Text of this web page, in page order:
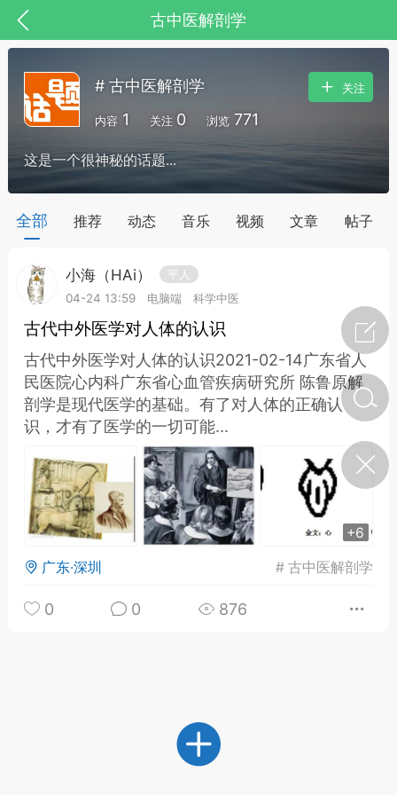
古中医解剖学
，华夏中医人：家门口的中医人！
节气气象
节返乡期间“闪
急提示
0
如何购买【理肺清瘟膏】
【养正护络膏】？
谷气行、营卫通：内经视角
下的脾胃调养要义
# 古中医解剖学
内容 1 关注 0 浏览 771
关注
这是一个很神秘的话题...
全部 推荐 动态 音乐 视频 文章 帖子
小海（HAi）
平人
04-24 13:59
电脑端 科学中医
古代中外医学对人体的认识
古代中外医学对人体的认识2021-02-14广东省人
民医院心内科广东省心血管疾病研究所 陈鲁原解
剖学是现代医学的基础。有了对人体的正确认
识，才有了医学的一切可能...
+6
广东·深圳 #古中医解剖学
0 0 876